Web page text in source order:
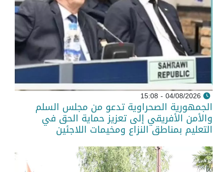
04/08/2026 - 15:08
الجمهورية الصحراوية تدعو من مجلس السلم
والأمن الأفريقي إلى تعزيز حماية الحق في
التعليم بمناطق النزاع ومخيمات اللاجئين